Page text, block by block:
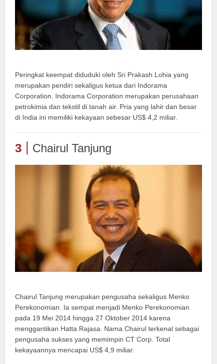
Peringkat keempat diduduki oleh Sri Prakash Lohia yang
merupakan pendiri sekaligus ketua dari Indorama
Corporation. Indorama Corporation merupakan perusahaan
petrokimia dan tekstil di tanah air. Pria yang lahir dan besar
di India ini memiliki kekayaan sebesar US$ 4,2 miliar.
3 Chairul Tanjung
Chairul Tanjung merupakan pengusaha sekaligus Menko
Perekonomian. Ia sempat menjadi Menko Perekonomian
pada 19 Mei 2014 hingga 27 Oktober 2014 karena
menggantikan Hatta Rajasa. Nama Chairul terkenal sebagai
pengusaha sukses yang memimpin CT Corp. Total
kekayaannya mencapai US$ 4,9 miliar.